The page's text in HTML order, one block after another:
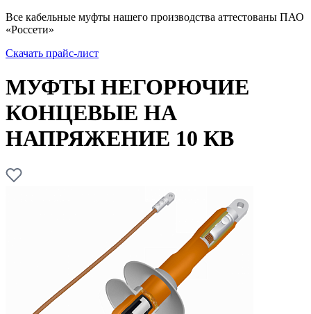
Все кабельные муфты нашего производства аттестованы ПАО
«Россети»
Скачать прайс-лист
МУФТЫ НЕГОРЮЧИЕ
КОНЦЕВЫЕ НА
НАПРЯЖЕНИЕ 10 КВ